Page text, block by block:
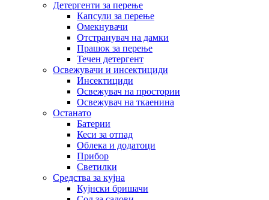
Детергенти за перење
Капсули за перење
Омекнувачи
Отстранувач на дамки
Прашок за перење
Течен детергент
Освежувачи и инсектициди
Инсектициди
Освежувач на простории
Освежувач на ткаенина
Останато
Батерии
Кеси за отпад
Облека и додатоци
Прибор
Светилки
Средства за кујна
Кујнски бришачи